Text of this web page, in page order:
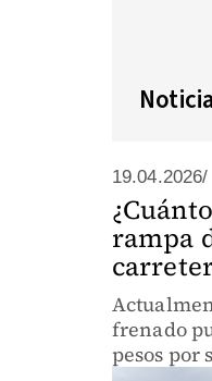
19.04.2026/
rampa
frenado
pesos por